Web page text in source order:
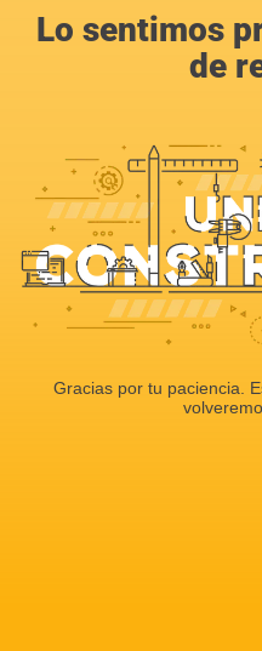
Lo sentimos
de
Gracias por tu paciencia.